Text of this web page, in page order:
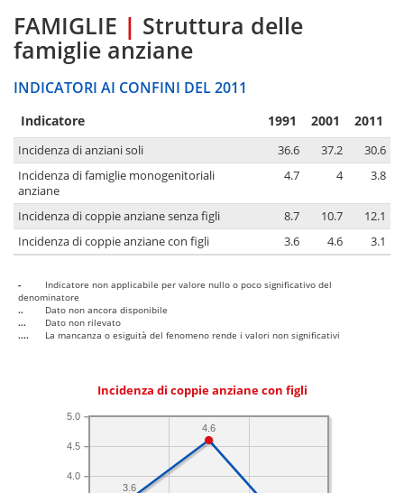
FAMIGLIE | Struttura delle
famiglie anziane
INDICATORI AI CONFINI DEL 2011
Indicatore 1991 2001 2011
Incidenza di anziani soli 36.6 37.2
30.6
Incidenza di famiglie monogenitoriali
anziane
4.7 4 3.8
Incidenza di coppie anziane senza figli 8.7 10.7
12.1
Incidenza di coppie anziane con figli
3.6 4.6 3.1
-
Indicatore non applicabile per valore nullo o poco significativo del
denominatore
..
Dato non ancora disponibile
...
Dato non rilevato
....
La mancanza o esiguità del fenomeno rende i valori non significativi
Incidenza di coppie anziane con figli
4.0
4.5
5.0
4.6
3.6